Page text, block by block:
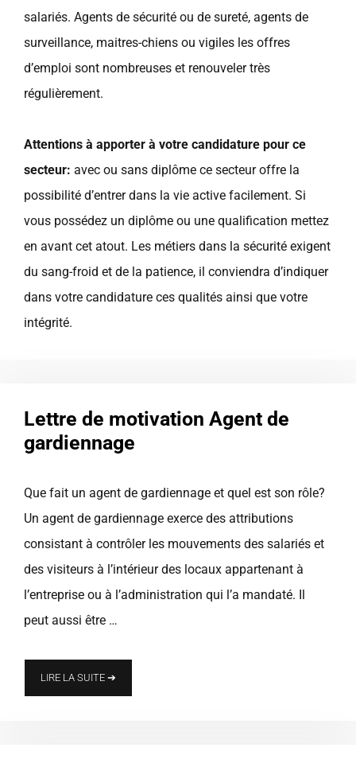
salariés. Agents de sécurité ou de sureté, agents de
surveillance, maitres-chiens ou vigiles les offres
d’emploi sont nombreuses et renouveler très
régulièrement.
Attentions à apporter à votre candidature pour ce
secteur: avec ou sans diplôme ce secteur offre la
possibilité d’entrer dans la vie active facilement. Si
vous possédez un diplôme ou une qualification mettez
en avant cet atout. Les métiers dans la sécurité exigent
du sang-froid et de la patience, il conviendra d’indiquer
dans votre candidature ces qualités ainsi que votre
intégrité.
Lettre de motivation Agent de
gardiennage
Que fait un agent de gardiennage et quel est son rôle?
Un agent de gardiennage exerce des attributions
consistant à contrôler les mouvements des salariés et
des visiteurs à l’intérieur des locaux appartenant à
l’entreprise ou à l’administration qui l’a mandaté. Il
peut aussi être …
LIRE LA SUITE ➔